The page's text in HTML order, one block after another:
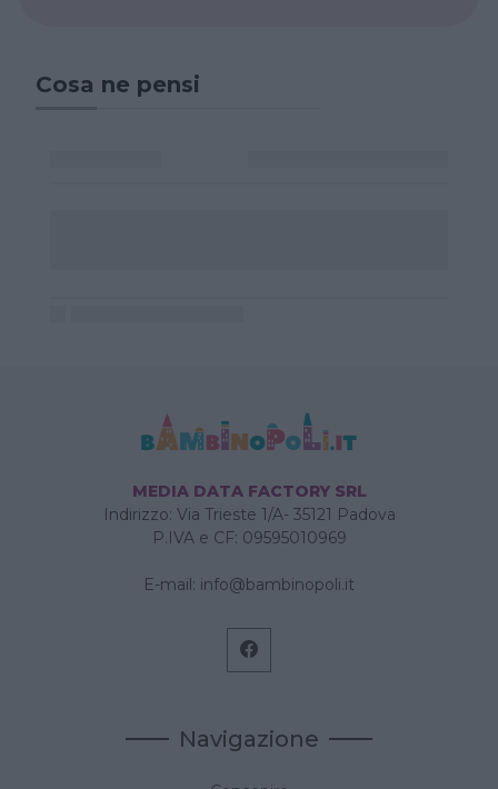
Cosa ne pensi
MEDIA DATA FACTORY SRL
Indirizzo: Via Trieste 1/A- 35121 Padova
P.IVA e CF: 09595010969
E-mail: info@bambinopoli.it
Navigazione